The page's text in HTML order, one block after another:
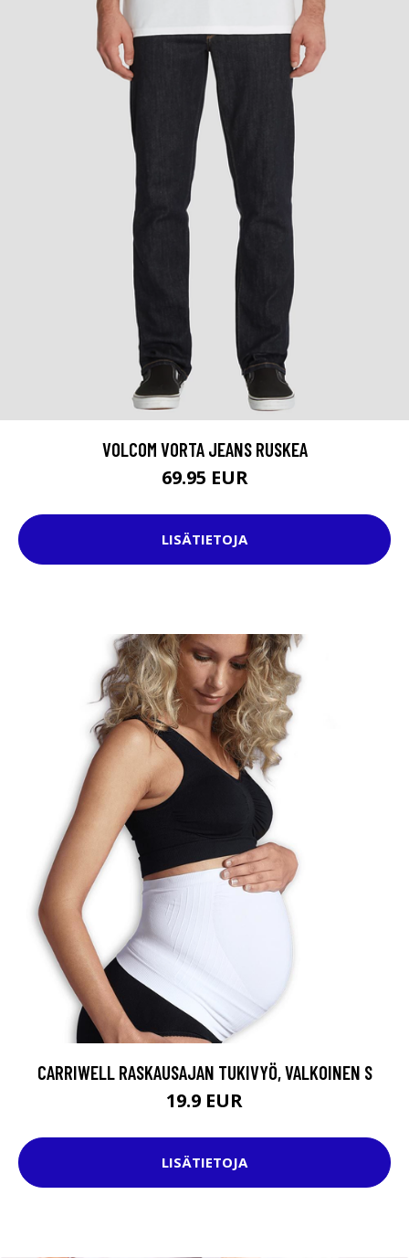
VOLCOM VORTA JEANS RUSKEA
69.95 EUR
LISÄTIETOJA
CARRIWELL RASKAUSAJAN TUKIVYÖ, VALKOINEN S
19.9 EUR
LISÄTIETOJA